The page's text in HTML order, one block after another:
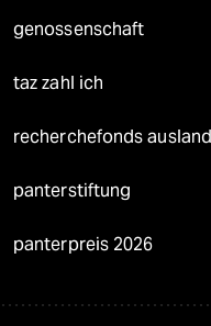
genossenschaft
taz zahl ich
recherchefonds ausland
panterstiftung
panterpreis 2026